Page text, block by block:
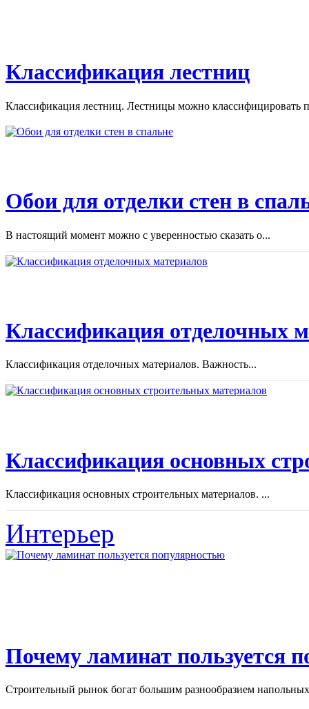
Классификация лестниц
Классификация лестниц. Лестницы можно классифицировать
Обои для отделки стен в
В настоящий момент можно с уверенностью сказать о...
Классификация отделочных
Классификация отделочных материалов. Важность...
Классификация основных
Классификация основных строительных материалов. ...
Интерьер
Почему ламинат пользуется
Строительный рынок богат большим разнообразием